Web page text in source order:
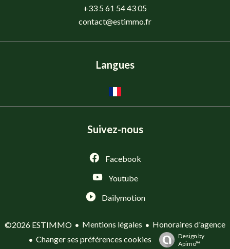
+33 5 61 54 43 05
contact@estimmo.fr
Langues
Suivez-nous
Facebook
Youtube
Dailymotion
©2026 ESTIMMO Mentions légales
Honoraires d'agence
Changer ses préférences cookies
Design by
Apimo™